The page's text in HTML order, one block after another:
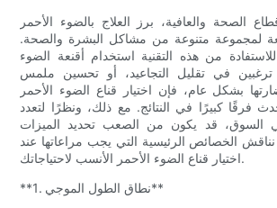
الصحة والعافية، برز العلاج بالضوء الأحمر
لمجموعة متنوعة من مشاكل البشرة والصحة.
من هذه التقنية استخدام أقنعة الضوء
في تقليل التجاعيد، أو تحسين ملمس
بشكل عام، فإن اختيار قناع الضوء الأحمر
فرقًا كبيرًا في النتائج. مع ذلك، ونظرًا لتعدد
في السوق، قد يكون من الصعب تحديد الميزات
الخصائص الرئيسية التي يجب مراعاتها عند
اختيار قناع الضوء الأحمر الأنسب لاحتياجاتك.
**1. نطاق الطول الموجي**